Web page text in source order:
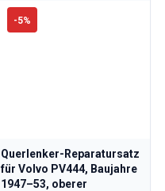
-5%
Querlenker-Reparatursatz
für Volvo PV444, Baujahre
1947–53, oberer